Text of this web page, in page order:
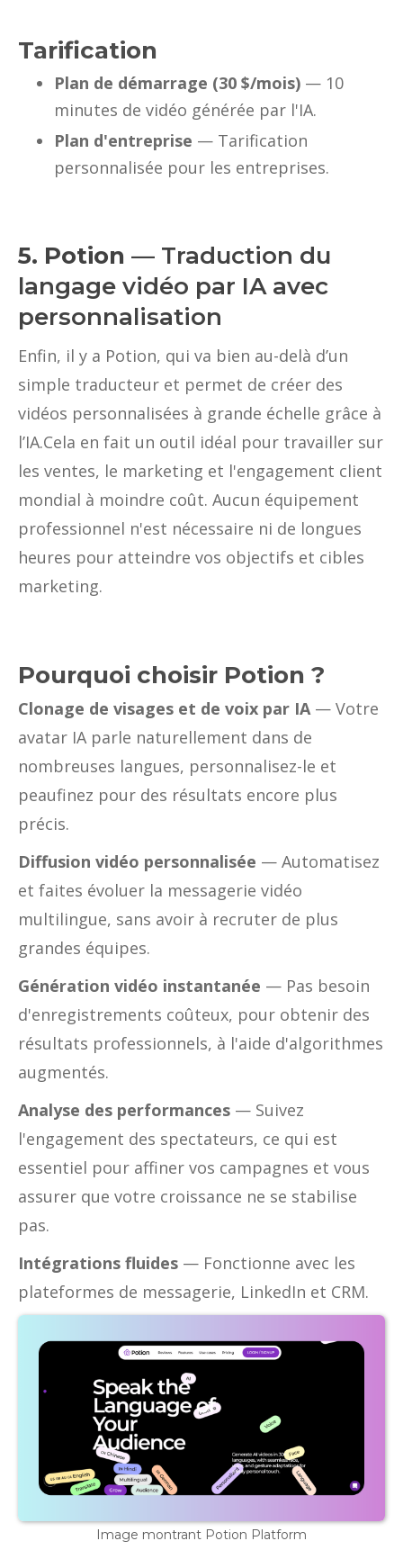
Tarification
Plan de démarrage (30 $/mois) — 10
minutes de vidéo générée par l'IA.
Plan d'entreprise — Tarification
personnalisée pour les entreprises.
5. Potion — Traduction du
langage vidéo par IA avec
personnalisation
Enfin, il y a Potion, qui va bien au-delà d’un
simple traducteur et permet de créer des
vidéos personnalisées à grande échelle grâce à
l’IA.Cela en fait un outil idéal pour travailler sur
les ventes, le marketing et l'engagement client
mondial à moindre coût. Aucun équipement
professionnel n'est nécessaire ni de longues
heures pour atteindre vos objectifs et cibles
marketing.
Pourquoi choisir Potion ?
Clonage de visages et de voix par IA— Votre
avatar IA parle naturellement dans de
nombreuses langues, personnalisez-le et
peaufinez pour des résultats encore plus
précis.
Diffusion vidéo personnalisée — Automatisez
et faites évoluer la messagerie vidéo
multilingue, sans avoir à recruter de plus
grandes équipes.
Génération vidéo instantanée — Pas besoin
d'enregistrements coûteux, pour obtenir des
résultats professionnels, à l'aide d'algorithmes
augmentés.
Analyse des performances — Suivez
l'engagement des spectateurs, ce qui est
essentiel pour affiner vos campagnes et vous
assurer que votre croissance ne se stabilise
pas.
Intégrations fluides — Fonctionne avec les
plateformes de messagerie, LinkedIn et CRM.
Image montrant Potion Platform